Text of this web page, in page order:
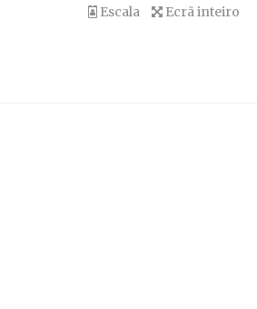
Escala Ecrã inteiro